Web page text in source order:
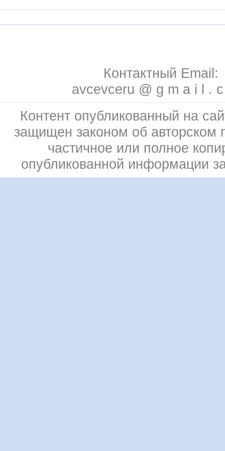
Контактный Email:
avcevceru @ g m a i l .
Контент опубликованный на
защищен законом об авторском
частичное или полное
опубликованной информации